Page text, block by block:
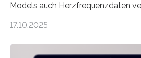
Models auch Herzfrequenzdaten
haben Dr. Morris Gellisch, ehemals
und Boris Burr von der Ruhr-
17.10.2025